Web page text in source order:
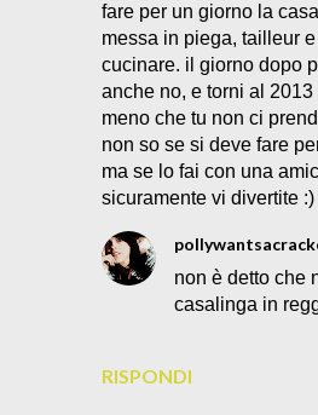
fare per un giorno la
messa in piega, tailleur
cucinare. il giorno dopo
anche no, e torni al
meno che tu non ci
non so se si deve fare
ma se lo fai con una
sicuramente vi divertite :)
RISPONDI
non è detto che
casalinga in